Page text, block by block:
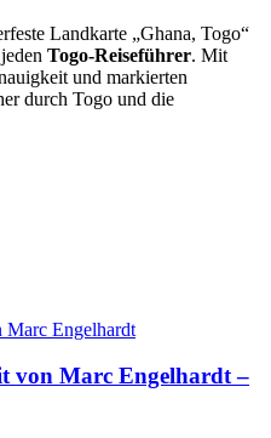
Landkarte „Ghana, Togo“
Togo‑Reiseführer. Mit
und markierten
durch Togo und die
von Marc Engelhardt –